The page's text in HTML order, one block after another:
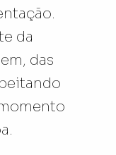
da
das